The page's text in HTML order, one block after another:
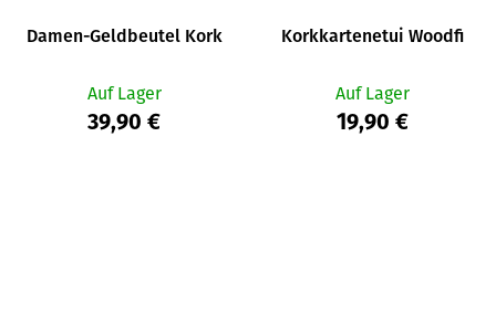
Damen-Geldbeutel Kork
Auf Lager
39,90 €
Korkkartenetui Woodfi
Auf Lager
19,90 €